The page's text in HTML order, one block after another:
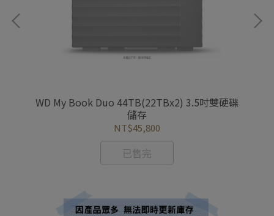
WD My Book Duo 44TB(22TBx2) 3.5吋雙硬碟
儲存
NT$45,800
已售完